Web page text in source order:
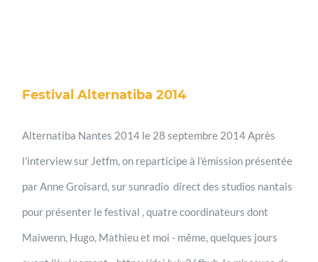
Festival Alternatiba 2014
Alternatiba Nantes 2014 le 28 septembre 2014 Après
l'interview sur Jetfm, on reparticipe à l'émission présentée
par Anne Groisard, sur sunradio direct des studios nantais
pour présenter le festival , quatre coordinateurs dont
Maiwenn, Hugo, Mathieu et moi - même, quelques jours